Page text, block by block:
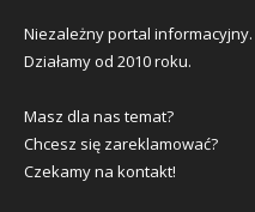
Niezależny portal informacyjny.
Działamy od 2010 roku.
Masz dla nas temat?
Chcesz się zareklamować?
Czekamy na kontakt!